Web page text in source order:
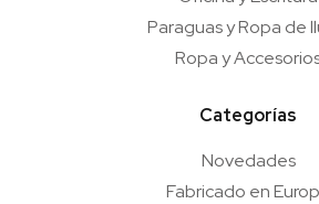
Paraguas y Ropa de
Ropa y
Categorías
Novedades
Fabricado en